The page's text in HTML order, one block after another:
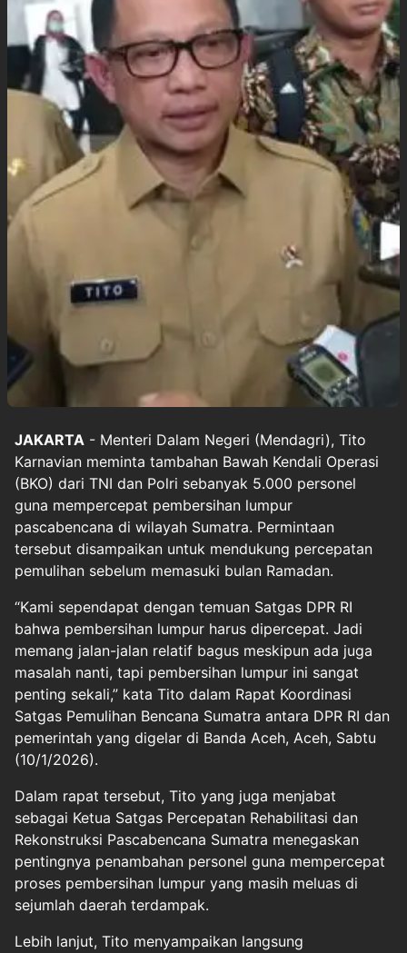
JAKARTA - Menteri Dalam Negeri (Mendagri), Tito
Karnavian meminta tambahan Bawah Kendali Operasi
(BKO) dari TNI dan Polri sebanyak 5.000 personel
guna mempercepat pembersihan lumpur
pascabencana di wilayah Sumatra. Permintaan
tersebut disampaikan untuk mendukung percepatan
pemulihan sebelum memasuki bulan Ramadan.
“Kami sependapat dengan temuan Satgas DPR RI
bahwa pembersihan lumpur harus dipercepat. Jadi
memang jalan-jalan relatif bagus meskipun ada juga
masalah nanti, tapi pembersihan lumpur ini sangat
penting sekali,” kata Tito dalam Rapat Koordinasi
Satgas Pemulihan Bencana Sumatra antara DPR RI dan
pemerintah yang digelar di Banda Aceh, Aceh, Sabtu
(10/1/2026).
Dalam rapat tersebut, Tito yang juga menjabat
sebagai Ketua Satgas Percepatan Rehabilitasi dan
Rekonstruksi Pascabencana Sumatra menegaskan
pentingnya penambahan personel guna mempercepat
proses pembersihan lumpur yang masih meluas di
sejumlah daerah terdampak.
Lebih lanjut, Tito menyampaikan langsung